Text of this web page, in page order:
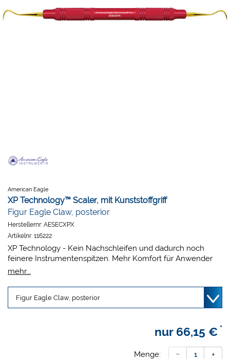
American Eagle
XP Technology™ Scaler, mit Kunststoffgriff
Figur Eagle Claw, posterior
Herstellernr: AESECXPX
Artikelnr: 116222
XP Technology - Kein Nachschleifen und dadurch noch
feinere Instrumentenspitzen. Mehr Komfort für Anwender
und Patient durch immer korrekte Spitzengeometrie.
nach allen gängigen Verfahren wiederaufbereitbar.
mehr...
nur 66,15 € *
Menge: